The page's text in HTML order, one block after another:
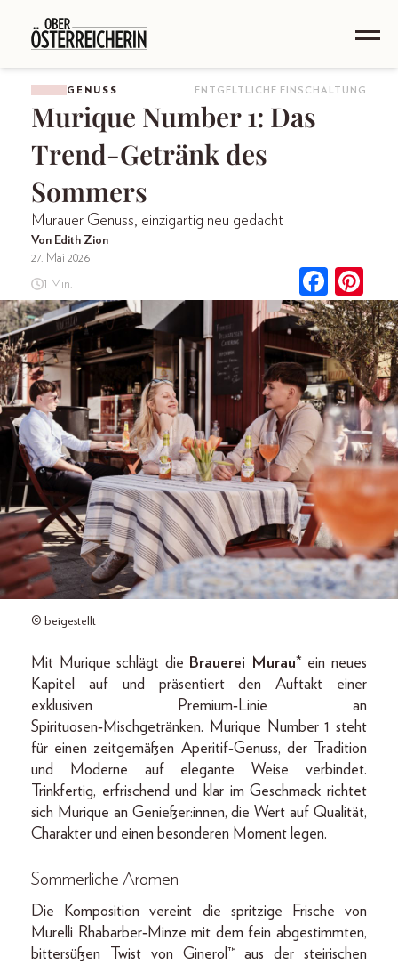
GENUSS ENTGELTLICHE EINSCHALTUNG
Murique Number 1: Das
Trend-Getränk des
Sommers
Murauer Genuss, einzigartig neu gedacht
Von Edith Zion
27. Mai 2026
1 Min.
© beigestellt
Mit Murique schlägt die Brauerei Murau* ein neues
Kapitel auf und präsentiert den Auftakt einer
exklusiven Premium‑Linie an
Spirituosen‑Mischgetränken. Murique Number 1 steht
für einen zeitgemäßen Aperitif‑Genuss, der Tradition
und Moderne auf elegante Weise verbindet.
Trinkfertig, erfrischend und klar im Geschmack richtet
sich Murique an Genießer:innen, die Wert auf Qualität,
Charakter und einen besonderen Moment legen.
Sommerliche Aromen
Die Komposition vereint die spritzige Frische von
Murelli Rhabarber‑Minze mit dem fein abgestimmten,
bittersüßen Twist von Ginerol™ aus der steirischen